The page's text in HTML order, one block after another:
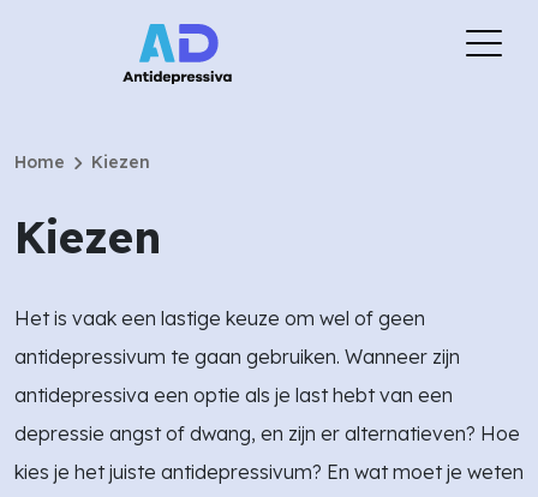
Home chevron_right Kiezen
Kiezen
Het is vaak een lastige keuze om wel of geen
antidepressivum te gaan gebruiken. Wanneer zijn
antidepressiva een optie als je last hebt van een
depressie angst of dwang, en zijn er alternatieven? Hoe
kies je het juiste antidepressivum? En wat moet je weten